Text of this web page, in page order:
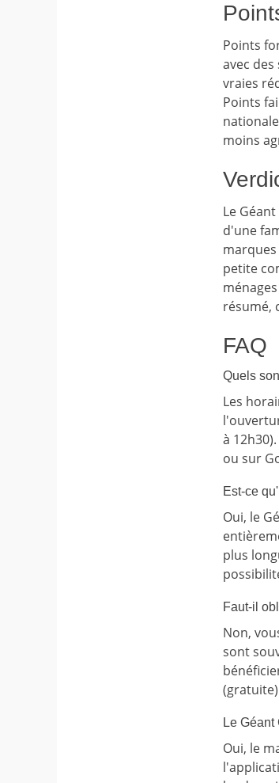
Points
avec
vraies
Points
moins
Le
d'une
petite
résumé,
FAQ
Quels
Les
à
ou sur
Est-ce
Oui, le
plus
Faut-il
Non,
sont
Le
Oui, le